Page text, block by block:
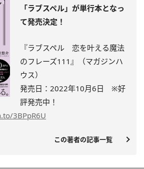
「ラブスペル」が単行本となっ
て発売決定！
『ラブスペル 恋を叶える魔法
のフレーズ111』（マガジンハ
ウス）
発売日：2022年10月6日 ※好
評発売中 ！
3BPpR6U
この著者の記事一覧